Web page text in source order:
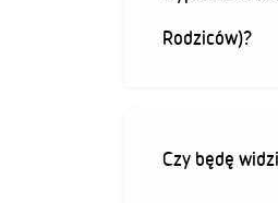
Rodziców)?
Czy będę